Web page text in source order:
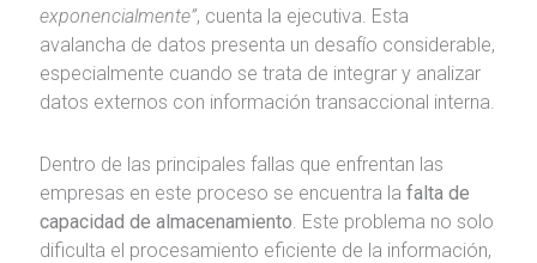
exponencialmente”, cuenta la ejecutiva. Esta
avalancha de datos presenta un desafío considerable,
especialmente cuando se trata de integrar y analizar
datos externos con información transaccional interna.
Dentro de las principales fallas que enfrentan las
empresas en este proceso se encuentra la falta de
capacidad de almacenamiento. Este problema no solo
dificulta el procesamiento eficiente de la información,